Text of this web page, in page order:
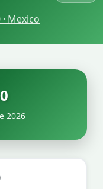
Mexico
2026